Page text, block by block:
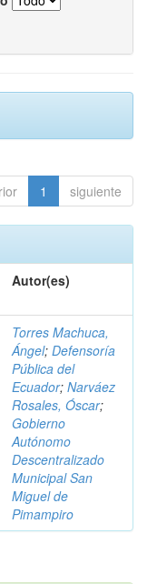
1 siguiente
Autor(es)
Torres Machuca,
Ángel; Defensoría
Pública del
Ecuador; Narváez
Rosales, Óscar;
Gobierno
Autónomo
Descentralizado
Municipal San
Miguel de
Pimampiro